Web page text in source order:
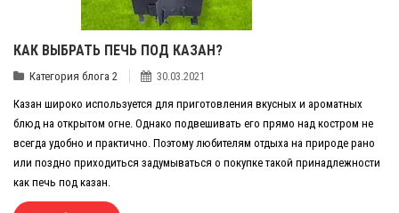
КАК ВЫБРАТЬ ПЕЧЬ ПОД КАЗАН?
Категория блога 2 30.03.2021
Казан широко используется для приготовления вкусных и ароматных
блюд на открытом огне. Однако подвешивать его прямо над костром не
всегда удобно и практично. Поэтому любителям отдыха на природе рано
или поздно приходиться задумываться о покупке такой принадлежности
как печь под казан.